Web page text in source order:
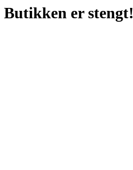
Butikken er stengt!